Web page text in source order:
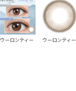
ウーロンティー ウーロンティー